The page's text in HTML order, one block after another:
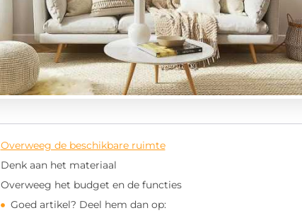
Overweeg de beschikbare ruimte
Denk aan het materiaal
Overweeg het budget en de functies
Goed artikel? Deel hem dan op: